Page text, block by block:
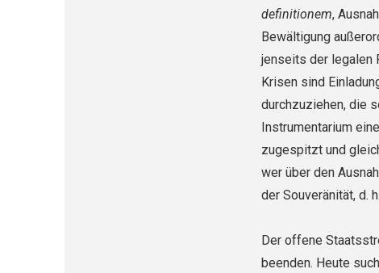
definitionem,
Bewältigung
jenseits der legalen
Krisen sind
durchzuziehen, die
Instrumentarium
zugespitzt und
wer über den
der Souveränität, d.
Der offene
beenden. Heute